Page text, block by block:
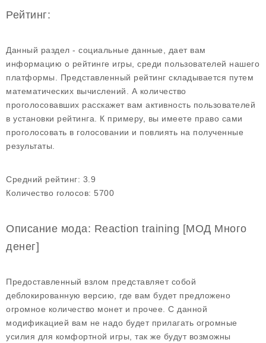
Рейтинг:
Данный раздел - социальные данные, дает вам
информацию о рейтинге игры, среди пользователей нашего
платформы. Представленный рейтинг складывается путем
математических вычислений. А количество
проголосовавших расскажет вам активность пользователей
в установки рейтинга. К примеру, вы имеете право сами
проголосовать в голосовании и повлиять на полученные
результаты.
Средний рейтинг: 3.9
Количество голосов: 5700
Описание мода: Reaction training [МОД Много
денег]
Предоставленный взлом представляет собой
деблокированную версию, где вам будет предложено
огромное количество монет и прочее. С данной
модификацией вам не надо будет прилагать огромные
усилия для комфортной игры, так же будут возможны